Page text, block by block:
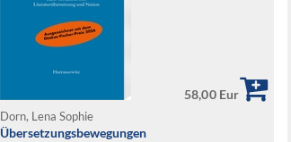
58,00 Eur
Dorn, Lena Sophie
Übersetzungsbewegungen